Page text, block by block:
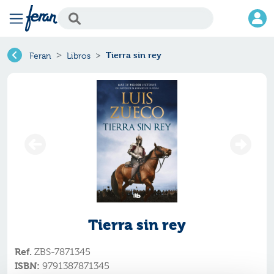
Feran Libros Tierra sin rey
Tierra sin rey
Ref. ZBS-7871345
ISBN: 9791387871345